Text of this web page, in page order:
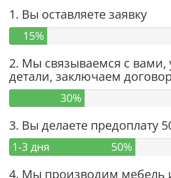
1. Вы оставляете заявку
15%
2. Мы связываемся с вами,
детали, заключаем договор
30%
3. Вы делаете предоплату
1-3 дня 50%
4. Мы производим мебель